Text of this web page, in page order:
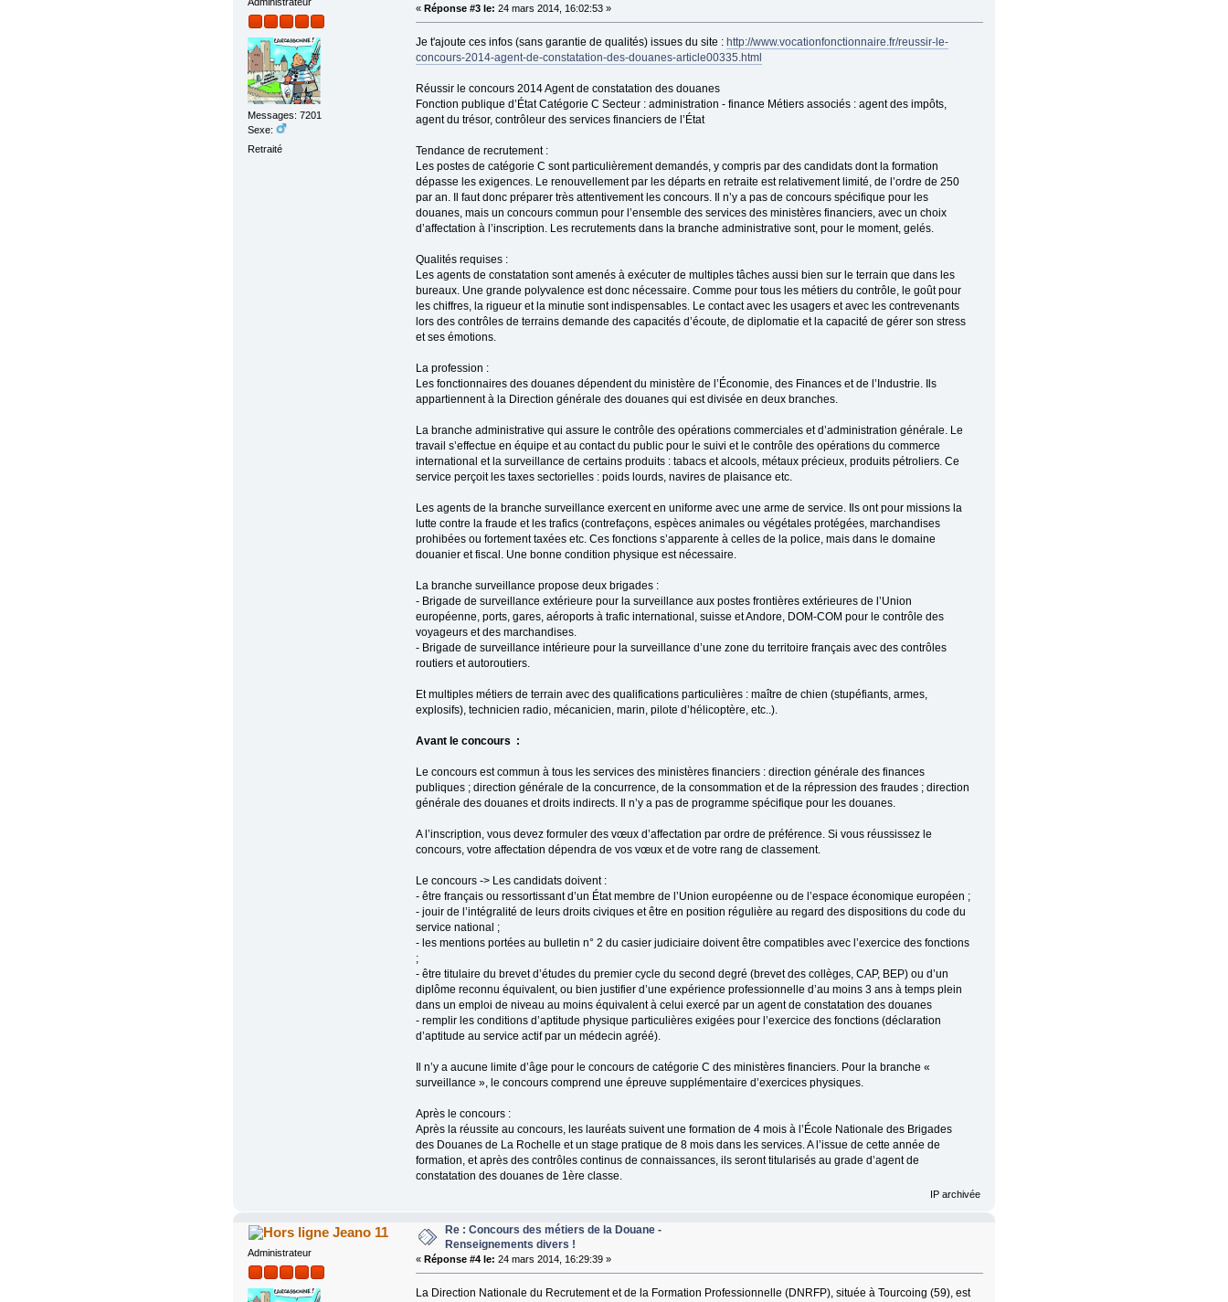
Messages: 7201
Sexe:
Retraité
« Réponse #3 le: 24 mars 2014, 16:02:53 »
Je t'ajoute ces infos (sans garantie de qualités) issues du site : http://www.vocationfonctionnaire.fr/reussir-le-
concours-2014-agent-de-constatation-des-douanes-article00335.html
Réussir le concours 2014 Agent de constatation des douanes
Fonction publique d’État Catégorie C Secteur : administration - finance Métiers associés : agent des impôts,
agent du trésor, contrôleur des services financiers de l’État
Tendance de recrutement :
Les postes de catégorie C sont particulièrement demandés, y compris par des candidats dont la formation
dépasse les exigences. Le renouvellement par les départs en retraite est relativement limité, de l’ordre de 250
par an. Il faut donc préparer très attentivement les concours. Il n’y a pas de concours spécifique pour les
douanes, mais un concours commun pour l’ensemble des services des ministères financiers, avec un choix
d’affectation à l’inscription. Les recrutements dans la branche administrative sont, pour le moment, gelés.
Qualités requises :
Les agents de constatation sont amenés à exécuter de multiples tâches aussi bien sur le terrain que dans les
bureaux. Une grande polyvalence est donc nécessaire. Comme pour tous les métiers du contrôle, le goût pour
les chiffres, la rigueur et la minutie sont indispensables. Le contact avec les usagers et avec les contrevenants
lors des contrôles de terrains demande des capacités d’écoute, de diplomatie et la capacité de gérer son stress
et ses émotions.
La profession :
Les fonctionnaires des douanes dépendent du ministère de l’Économie, des Finances et de l’Industrie. Ils
appartiennent à la Direction générale des douanes qui est divisée en deux branches.
La branche administrative qui assure le contrôle des opérations commerciales et d’administration générale. Le
travail s’effectue en équipe et au contact du public pour le suivi et le contrôle des opérations du commerce
international et la surveillance de certains produits : tabacs et alcools, métaux précieux, produits pétroliers. Ce
service perçoit les taxes sectorielles : poids lourds, navires de plaisance etc.
Les agents de la branche surveillance exercent en uniforme avec une arme de service. Ils ont pour missions la
lutte contre la fraude et les trafics (contrefaçons, espèces animales ou végétales protégées, marchandises
prohibées ou fortement taxées etc. Ces fonctions s’apparente à celles de la police, mais dans le domaine
douanier et fiscal. Une bonne condition physique est nécessaire.
La branche surveillance propose deux brigades :
- Brigade de surveillance extérieure pour la surveillance aux postes frontières extérieures de l’Union
européenne, ports, gares, aéroports à trafic international, suisse et Andore, DOM-COM pour le contrôle des
voyageurs et des marchandises.
- Brigade de surveillance intérieure pour la surveillance d’une zone du territoire français avec des contrôles
routiers et autoroutiers.
Et multiples métiers de terrain avec des qualifications particulières : maître de chien (stupéfiants, armes,
explosifs), technicien radio, mécanicien, marin, pilote d’hélicoptère, etc..).
Avant le concours :
Le concours est commun à tous les services des ministères financiers : direction générale des finances
publiques ; direction générale de la concurrence, de la consommation et de la répression des fraudes ; direction
générale des douanes et droits indirects. Il n’y a pas de programme spécifique pour les douanes.
A l’inscription, vous devez formuler des vœux d’affectation par ordre de préférence. Si vous réussissez le
concours, votre affectation dépendra de vos vœux et de votre rang de classement.
Le concours -> Les candidats doivent :
- être français ou ressortissant d’un État membre de l’Union européenne ou de l’espace économique européen ;
- jouir de l’intégralité de leurs droits civiques et être en position régulière au regard des dispositions du code du
service national ;
- les mentions portées au bulletin n° 2 du casier judiciaire doivent être compatibles avec l’exercice des fonctions
;
- être titulaire du brevet d’études du premier cycle du second degré (brevet des collèges, CAP, BEP) ou d’un
diplôme reconnu équivalent, ou bien justifier d’une expérience professionnelle d’au moins 3 ans à temps plein
dans un emploi de niveau au moins équivalent à celui exercé par un agent de constatation des douanes
- remplir les conditions d’aptitude physique particulières exigées pour l’exercice des fonctions (déclaration
d’aptitude au service actif par un médecin agréé).
Il n’y a aucune limite d’âge pour le concours de catégorie C des ministères financiers. Pour la branche «
surveillance », le concours comprend une épreuve supplémentaire d’exercices physiques.
Après le concours :
Après la réussite au concours, les lauréats suivent une formation de 4 mois à l’École Nationale des Brigades
des Douanes de La Rochelle et un stage pratique de 8 mois dans les services. A l’issue de cette année de
formation, et après des contrôles continus de connaissances, ils seront titularisés au grade d’agent de
constatation des douanes de 1ère classe.
IP archivée
Jeano 11
Administrateur
Re : Concours des métiers de la Douane -
Renseignements divers !
« Réponse #4 le: 24 mars 2014, 16:29:39 »
La Direction Nationale du Recrutement et de la Formation Professionnelle (DNRFP), située à Tourcoing (59), est